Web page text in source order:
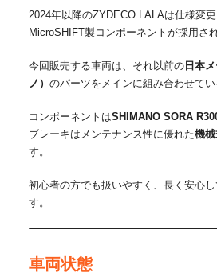
2024年以降のZYDECO LALAは仕様変
MicroSHIFT製コンポーネントが採用さ
今回販売する車両は、それ以前の日本
ノ） のパーツをメインに組み合わせてい
コンポーネントはSHIMANO SORA
ブレーキはメンテナンス性に優れた機
す。
初心者の方でも扱いやすく、長く安心
す。
車両状態